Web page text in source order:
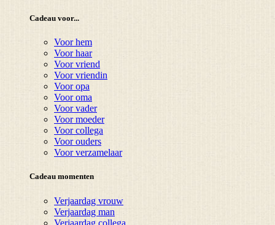
Cadeau voor...
Voor hem
Voor haar
Voor vriend
Voor vriendin
Voor opa
Voor oma
Voor vader
Voor moeder
Voor collega
Voor ouders
Voor verzamelaar
Cadeau momenten
Verjaardag vrouw
Verjaardag man
Verjaardag collega